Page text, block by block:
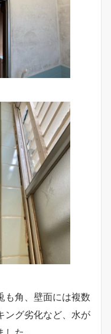
も角、壁面には複数
ング劣化など、水が